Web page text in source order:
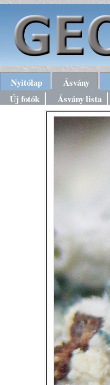
Nyitólap Ásvány
Új fotók
Ásvány lista